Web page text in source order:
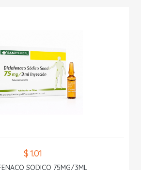
$ 1.01
SODICO 75MG/3ML